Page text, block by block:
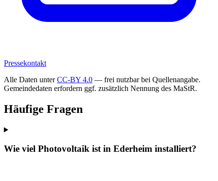
Pressekontakt
Alle Daten unterCC-BY 4.0 — frei nutzbar bei Quellenangabe.
Gemeindedaten erfordern ggf. zusätzlich Nennung des MaStR.
Häufige Fragen
Wie viel Photovoltaik ist in Ederheim installiert?